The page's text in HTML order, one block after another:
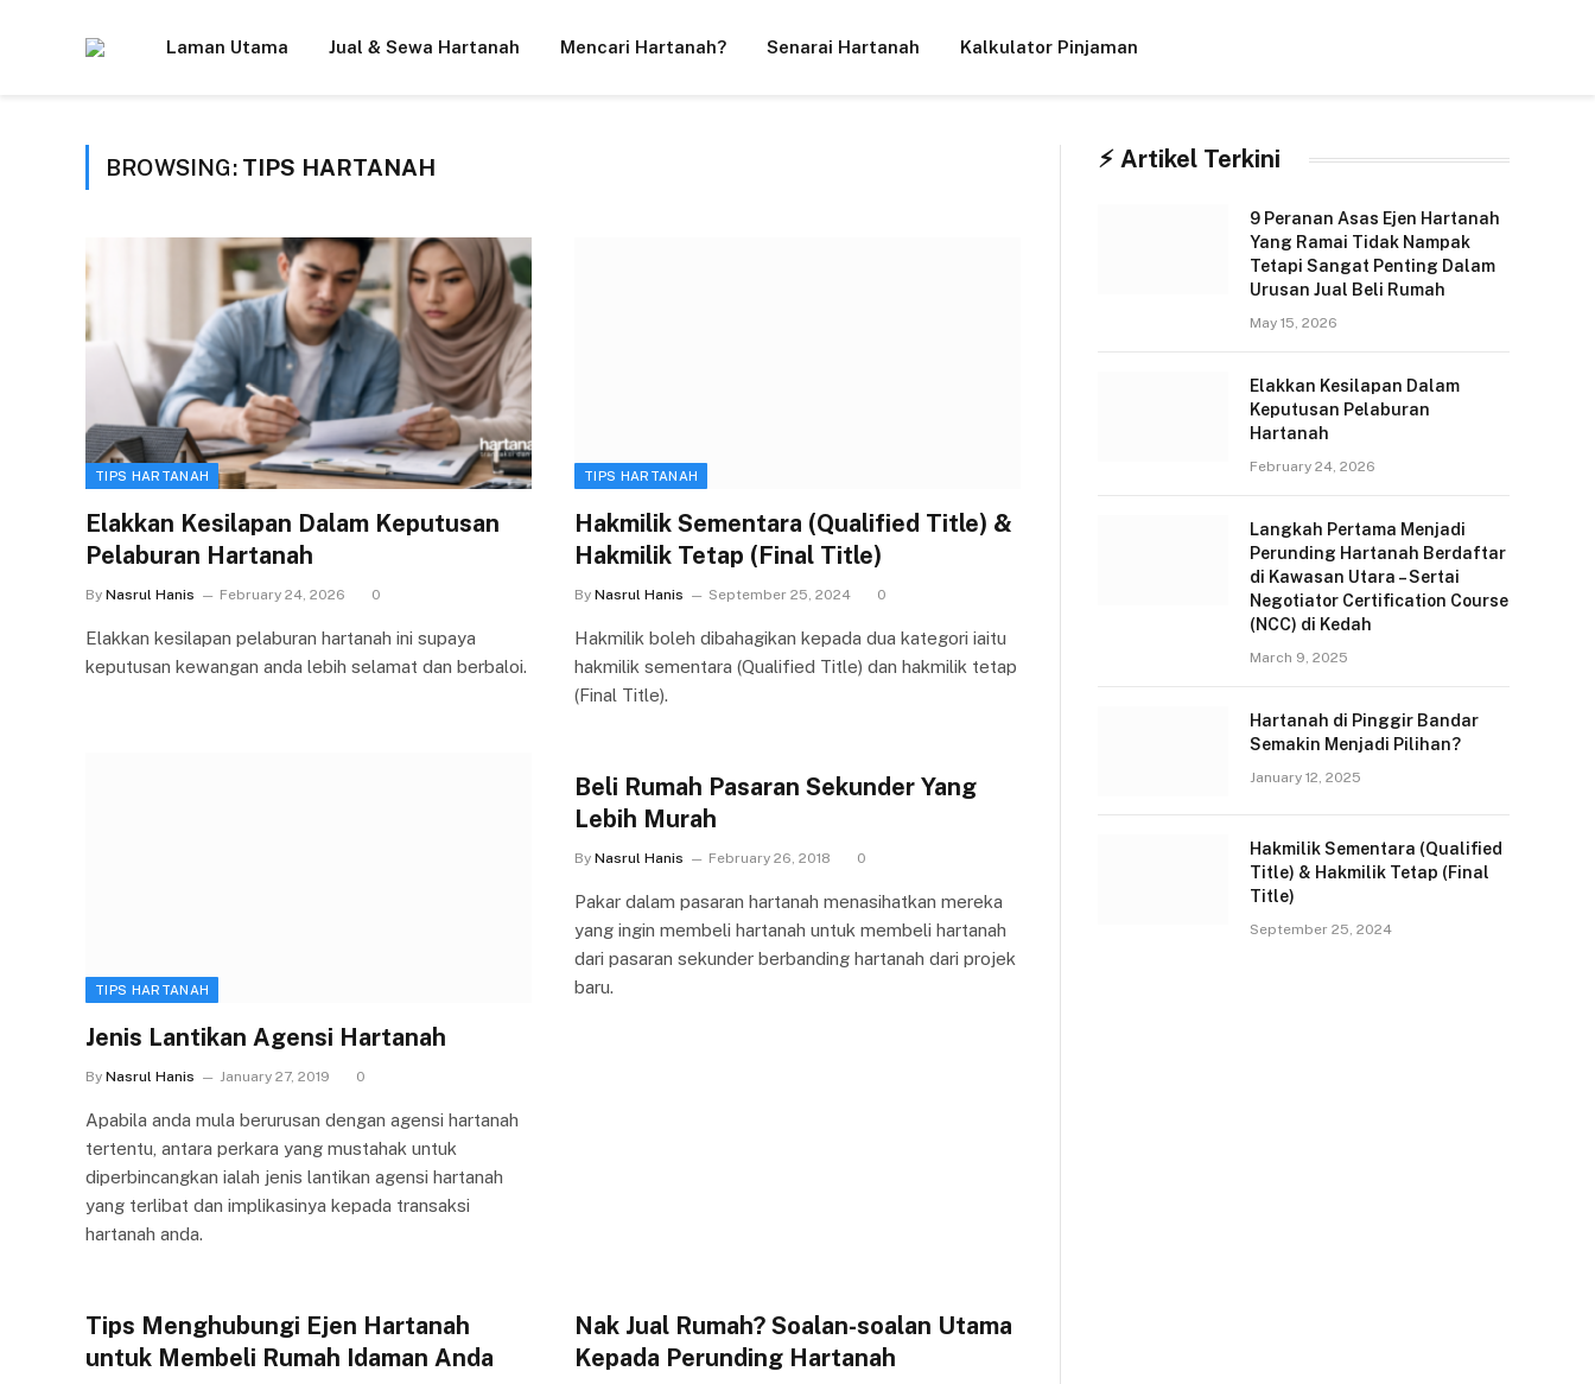
Laman Utama Jual & Sewa Hartanah Mencari Hartanah? Senarai Hartanah Kalkulator Pinjaman
BROWSING: TIPS HARTANAH
TIPS HARTANAH
Elakkan Kesilapan Dalam Keputusan
Pelaburan Hartanah
By Nasrul Hanis February 24, 2026 0
Elakkan kesilapan pelaburan hartanah ini supaya
keputusan kewangan anda lebih selamat dan berbaloi.
TIPS HARTANAH
Hakmilik Sementara (Qualified Title) &
Hakmilik Tetap (Final Title)
By Nasrul Hanis September 25, 2024 0
Hakmilik boleh dibahagikan kepada dua kategori iaitu
hakmilik sementara (Qualified Title) dan hakmilik tetap
(Final Title).
TIPS HARTANAH
Jenis Lantikan Agensi Hartanah
By Nasrul Hanis January 27, 2019 0
Apabila anda mula berurusan dengan agensi hartanah
tertentu, antara perkara yang mustahak untuk
diperbincangkan ialah jenis lantikan agensi hartanah
yang terlibat dan implikasinya kepada transaksi
hartanah anda.
Beli Rumah Pasaran Sekunder Yang
Lebih Murah
By Nasrul Hanis February 26, 2018 0
Pakar dalam pasaran hartanah menasihatkan mereka
yang ingin membeli hartanah untuk membeli hartanah
dari pasaran sekunder berbanding hartanah dari projek
baru.
Tips Menghubungi Ejen Hartanah
untuk Membeli Rumah Idaman Anda
Nak Jual Rumah? Soalan-soalan Utama
Kepada Perunding Hartanah
⚡︎ Artikel Terkini
9 Peranan Asas Ejen Hartanah
Yang Ramai Tidak Nampak
Tetapi Sangat Penting Dalam
Urusan Jual Beli Rumah
May 15, 2026
Elakkan Kesilapan Dalam
Keputusan Pelaburan
Hartanah
February 24, 2026
Langkah Pertama Menjadi
Perunding Hartanah Berdaftar
di Kawasan Utara – Sertai
Negotiator Certification Course
(NCC) di Kedah
March 9, 2025
Hartanah di Pinggir Bandar
Semakin Menjadi Pilihan?
January 12, 2025
Hakmilik Sementara (Qualified
Title) & Hakmilik Tetap (Final
Title)
September 25, 2024